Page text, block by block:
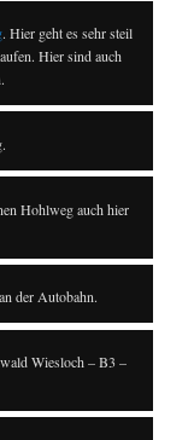
. Hier geht es sehr steil
Hier sind auch
Hohlweg auch hier
der Autobahn.
Wiesloch – B3 –